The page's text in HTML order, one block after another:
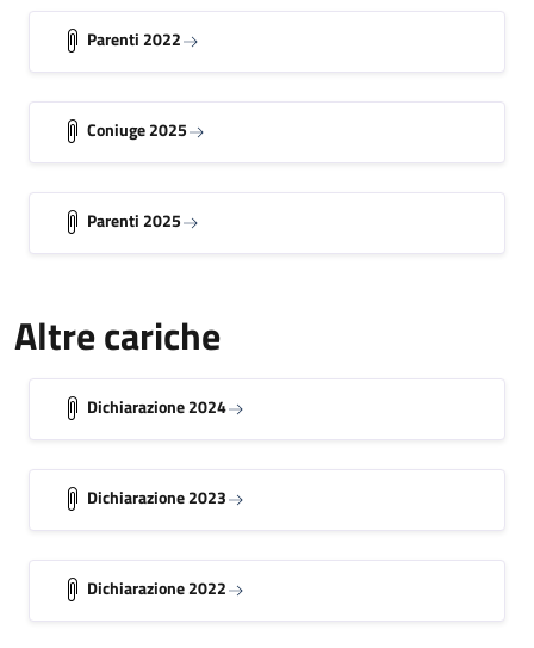
Parenti 2022
Coniuge 2025
Parenti 2025
Altre cariche
Dichiarazione 2024
Dichiarazione 2023
Dichiarazione 2022